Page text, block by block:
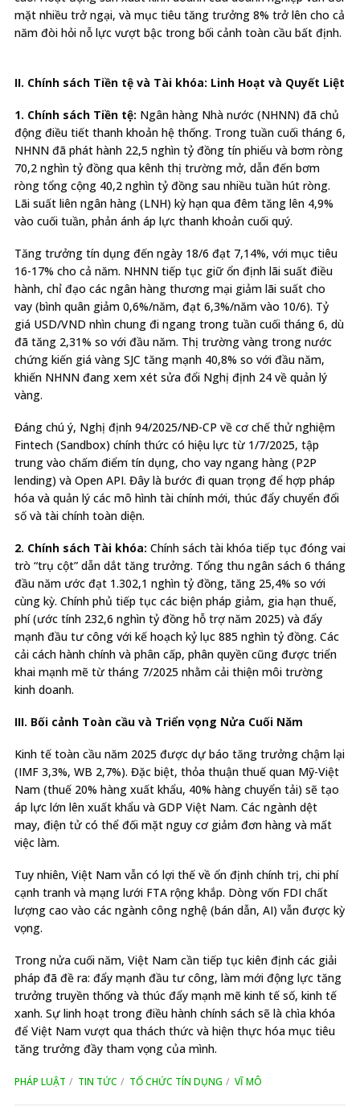
mặt nhiều trở ngại, và mục tiêu tăng trưởng 8% trở lên cho cả
năm đòi hỏi nỗ lực vượt bậc trong bối cảnh toàn cầu bất định.
II. Chính sách Tiền tệ và Tài khóa: Linh Hoạt và Quyết Liệt
1. Chính sách Tiền tệ: Ngân hàng Nhà nước (NHNN) đã chủ
động điều tiết thanh khoản hệ thống. Trong tuần cuối tháng 6,
NHNN đã phát hành 22,5 nghìn tỷ đồng tín phiếu và bơm ròng
70,2 nghìn tỷ đồng qua kênh thị trường mở, dẫn đến bơm
ròng tổng cộng 40,2 nghìn tỷ đồng sau nhiều tuần hút ròng.
Lãi suất liên ngân hàng (LNH) kỳ hạn qua đêm tăng lên 4,9%
vào cuối tuần, phản ánh áp lực thanh khoản cuối quý.
Tăng trưởng tín dụng đến ngày 18/6 đạt 7,14%, với mục tiêu
16-17% cho cả năm. NHNN tiếp tục giữ ổn định lãi suất điều
hành, chỉ đạo các ngân hàng thương mại giảm lãi suất cho
vay (bình quân giảm 0,6%/năm, đạt 6,3%/năm vào 10/6). Tỷ
giá USD/VND nhìn chung đi ngang trong tuần cuối tháng 6, dù
đã tăng 2,31% so với đầu năm. Thị trường vàng trong nước
chứng kiến giá vàng SJC tăng mạnh 40,8% so với đầu năm,
khiến NHNN đang xem xét sửa đổi Nghị định 24 về quản lý
vàng.
Đáng chú ý, Nghị định 94/2025/NĐ-CP về cơ chế thử nghiệm
Fintech (Sandbox) chính thức có hiệu lực từ 1/7/2025, tập
trung vào chấm điểm tín dụng, cho vay ngang hàng (P2P
lending) và Open API. Đây là bước đi quan trọng để hợp pháp
hóa và quản lý các mô hình tài chính mới, thúc đẩy chuyển đổi
số và tài chính toàn diện.
2. Chính sách Tài khóa: Chính sách tài khóa tiếp tục đóng vai
trò “trụ cột” dẫn dắt tăng trưởng. Tổng thu ngân sách 6 tháng
đầu năm ước đạt 1.302,1 nghìn tỷ đồng, tăng 25,4% so với
cùng kỳ. Chính phủ tiếp tục các biện pháp giảm, gia hạn thuế,
phí (ước tính 232,6 nghìn tỷ đồng hỗ trợ năm 2025) và đẩy
mạnh đầu tư công với kế hoạch kỷ lục 885 nghìn tỷ đồng. Các
cải cách hành chính và phân cấp, phân quyền cũng được triển
khai mạnh mẽ từ tháng 7/2025 nhằm cải thiện môi trường
kinh doanh.
III. Bối cảnh Toàn cầu và Triển vọng Nửa Cuối Năm
Kinh tế toàn cầu năm 2025 được dự báo tăng trưởng chậm lại
(IMF 3,3%, WB 2,7%). Đặc biệt, thỏa thuận thuế quan Mỹ-Việt
Nam (thuế 20% hàng xuất khẩu, 40% hàng chuyển tải) sẽ tạo
áp lực lớn lên xuất khẩu và GDP Việt Nam. Các ngành dệt
may, điện tử có thể đối mặt nguy cơ giảm đơn hàng và mất
việc làm.
Tuy nhiên, Việt Nam vẫn có lợi thế về ổn định chính trị, chi phí
cạnh tranh và mạng lưới FTA rộng khắp. Dòng vốn FDI chất
lượng cao vào các ngành công nghệ (bán dẫn, AI) vẫn được kỳ
vọng.
Trong nửa cuối năm, Việt Nam cần tiếp tục kiên định các giải
pháp đã đề ra: đẩy mạnh đầu tư công, làm mới động lực tăng
trưởng truyền thống và thúc đẩy mạnh mẽ kinh tế số, kinh tế
xanh. Sự linh hoạt trong điều hành chính sách sẽ là chìa khóa
để Việt Nam vượt qua thách thức và hiện thực hóa mục tiêu
tăng trưởng đầy tham vọng của mình.
PHÁP LUẬT TIN TỨC TỔ CHỨC TÍN DỤNG VĨ MÔ